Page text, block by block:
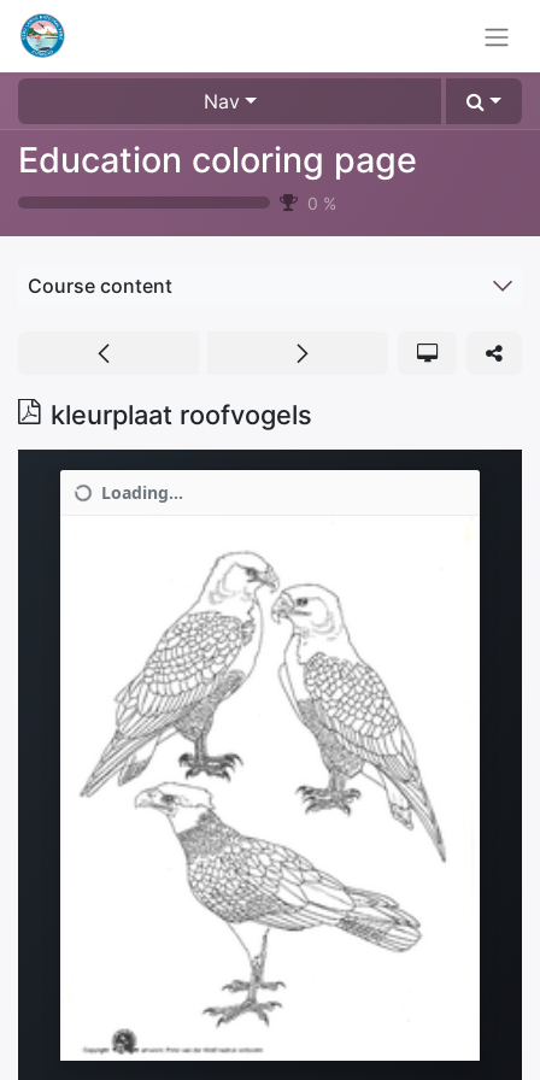
Nav
Education coloring page
0 %
Course content
kleurplaat roofvogels